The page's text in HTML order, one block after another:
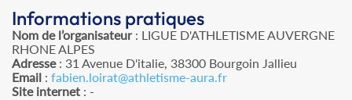
Informations pratiques
Nom de l’organisateur: LIGUE D'ATHLETISME AUVERGNE
RHONE ALPES
Adresse: 31 Avenue D'italie, 38300 Bourgoin Jallieu
Email : fabien.loirat@athletisme-aura.fr
Site internet : -